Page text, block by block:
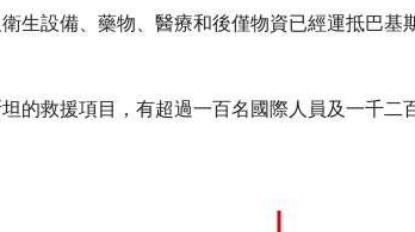
生設備、藥物、醫療和後僅物資已經運抵巴
的救援項目，有超過一百名國際人員及一千二